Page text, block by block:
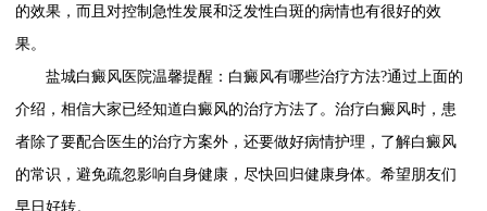
的效果，而且对控制急性发展和泛发性白斑的病情也有很好的效
果。
盐城白癜风医院温馨提醒：白癜风有哪些治疗方法?通过上面的
介绍，相信大家已经知道白癜风的治疗方法了。治疗白癜风时，患
者除了要配合医生的治疗方案外，还要做好病情护理，了解白癜风
的常识，避免疏忽影响自身健康，尽快回归健康身体。希望朋友们
早日好转。